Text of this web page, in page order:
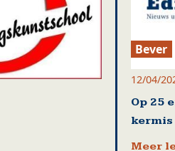
Bever
12/04/
Op 25
Meer